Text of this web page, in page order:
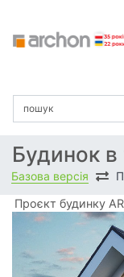
Будинок
Базова версія
Проєкт будинку